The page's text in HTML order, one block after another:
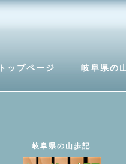
トップページ 岐阜県の
岐阜県の山歩記